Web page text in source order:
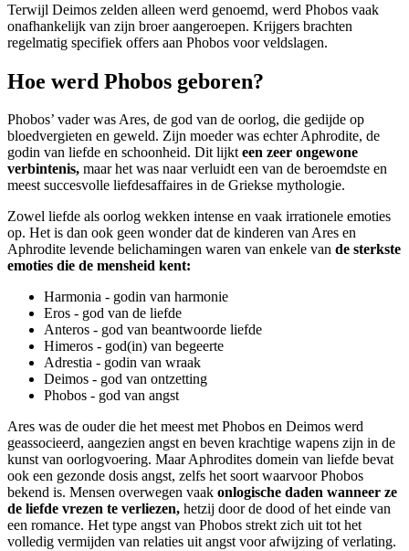
Terwijl Deimos zelden alleen werd genoemd, werd Phobos vaak
onafhankelijk van zijn broer aangeroepen. Krijgers brachten
regelmatig specifiek offers aan Phobos voor veldslagen.
Hoe werd Phobos geboren?
Phobos’ vader was Ares, de god van de oorlog, die gedijde op
bloedvergieten en geweld. Zijn moeder was echter Aphrodite, de
godin van liefde en schoonheid. Dit lijkteen zeer ongewone
verbintenis, maar het was naar verluidt een van de beroemdste en
meest succesvolle liefdesaffaires in de Griekse mythologie.
Zowel liefde als oorlog wekken intense en vaak irrationele emoties
op. Het is dan ook geen wonder dat de kinderen van Ares en
Aphrodite levende belichamingen waren van enkele van de sterkste
emoties die de mensheid kent:
Harmonia - godin van harmonie
Eros - god van de liefde
Anteros - god van beantwoorde liefde
Himeros - god(in) van begeerte
Adrestia - godin van wraak
Deimos - god van ontzetting
Phobos - god van angst
Ares was de ouder die het meest met Phobos en Deimos werd
geassocieerd, aangezien angst en beven krachtige wapens zijn in de
kunst van oorlogvoering. Maar Aphrodites domein van liefde bevat
ook een gezonde dosis angst, zelfs het soort waarvoor Phobos
bekend is. Mensen overwegen vaak onlogische daden wanneer ze
de liefde vrezen te verliezen, hetzij door de dood of het einde van
een romance. Het type angst van Phobos strekt zich uit tot het
volledig vermijden van relaties uit angst voor afwijzing of verlating.